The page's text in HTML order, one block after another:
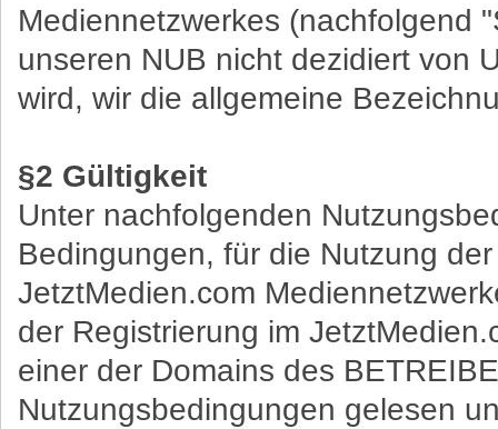
Mediennetzwerkes (nachfolgend
unseren NUB nicht dezidiert von
wird, wir die allgemeine
§2 Gültigkeit
Unter nachfolgenden
Bedingungen, für die Nutzung
JetztMedien.com
der Registrierung im
einer der Domains des
Nutzungsbedingungen gelesen